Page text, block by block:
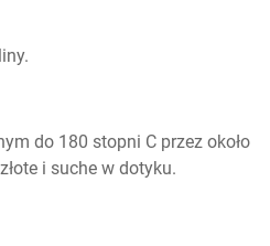
do 180 stopni C przez około
i suche w dotyku.